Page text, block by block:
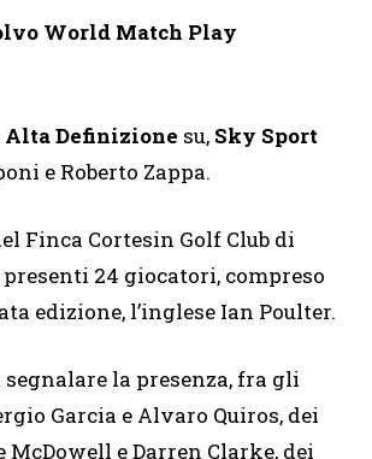
World Match Play
Alta Definizione su, Sky Sport
e Roberto Zappa.
Finca Cortesin Golf Club di
24 giocatori, compreso
edizione, l’inglese Ian Poulter.
la presenza, fra gli
Garcia e Alvaro Quiros, dei
e Darren Clarke, dei